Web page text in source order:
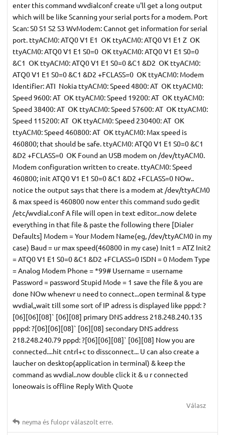
enter this command wvdialconf create u'll get a long output
which will be like Scanning your serial ports for a modem. Port
Scan: S0 S1 S2 S3 WvModem: Cannot get information for serial
port. ttyACM0: ATQ0 V1 E1  OK ttyACM0: ATQ0 V1 E1 Z  OK
ttyACM0: ATQ0 V1 E1 S0=0  OK ttyACM0: ATQ0 V1 E1 S0=0
&C1  OK ttyACM0: ATQ0 V1 E1 S0=0 &C1 &D2  OK ttyACM0:
ATQ0 V1 E1 S0=0 &C1 &D2 +FCLASS=0  OK ttyACM0: Modem
Identifier: ATI  Nokia ttyACM0: Speed 4800: AT  OK ttyACM0:
Speed 9600: AT  OK ttyACM0: Speed 19200: AT  OK ttyACM0:
Speed 38400: AT  OK ttyACM0: Speed 57600: AT  OK ttyACM0:
Speed 115200: AT  OK ttyACM0: Speed 230400: AT  OK
ttyACM0: Speed 460800: AT  OK ttyACM0: Max speed is
460800; that should be safe. ttyACM0: ATQ0 V1 E1 S0=0 &C1
&D2 +FCLASS=0  OK Found an USB modem on /dev/ttyACM0.
Modem configuration written to create. ttyACM0: Speed
460800; init ATQ0 V1 E1 S0=0 &C1 &D2 +FCLASS=0 NOw..
notice the output says that there is a modem at /dev/ttyACM0
& max speed is 460800 now enter this command sudo gedit
/etc/wvdial.conf A file will open in text editor...now delete
everything in that file & paste the following there [Dialer
Defaults] Modem = Your Modem Name(eg, /dev/ttyACM0 in my
case) Baud = ur max speed(460800 in my case) Init1 = ATZ Init2
= ATQ0 V1 E1 S0=0 &C1 &D2 +FCLASS=0 ISDN = 0 Modem Type
= Analog Modem Phone = *99# Username = username
Password = password Stupid Mode = 1 save the file & you are
done NOw whenevr u need to connect...open terminal & type
wvdial,,wait till some sort of IP adress is displayed like pppd: ?
[06][06][08]` [06][08] primary DNS address 218.248.240.135
pppd: ?[06][06][08]` [06][08] secondary DNS address
218.248.240.79 pppd: ?[06][06][08]` [06][08] Now you are
connected....hit cntrl+c to dissconnect... U can also create a
laucher on desktop(application in terminal) & keep the
command as wvdial..now double click it & u r connected
loneowais is offline Reply With Quote
Válasz
neyma és fuloprválaszolt erre.